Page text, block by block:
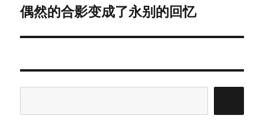
下
文
偶然的合影变成了永别的回忆